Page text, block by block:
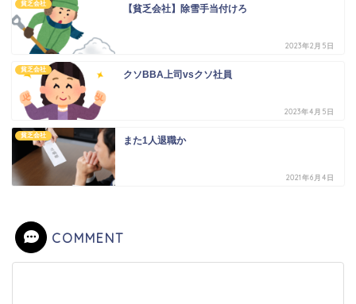
貧乏会社 【貧乏会社】除雪手当付けろ
2023年2月5日
貧乏会社 クソBBA上司vsクソ社員
2023年4月5日
貧乏会社 また1人退職か
2021年6月4日
COMMENT